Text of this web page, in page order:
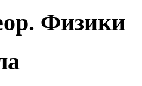
Физики